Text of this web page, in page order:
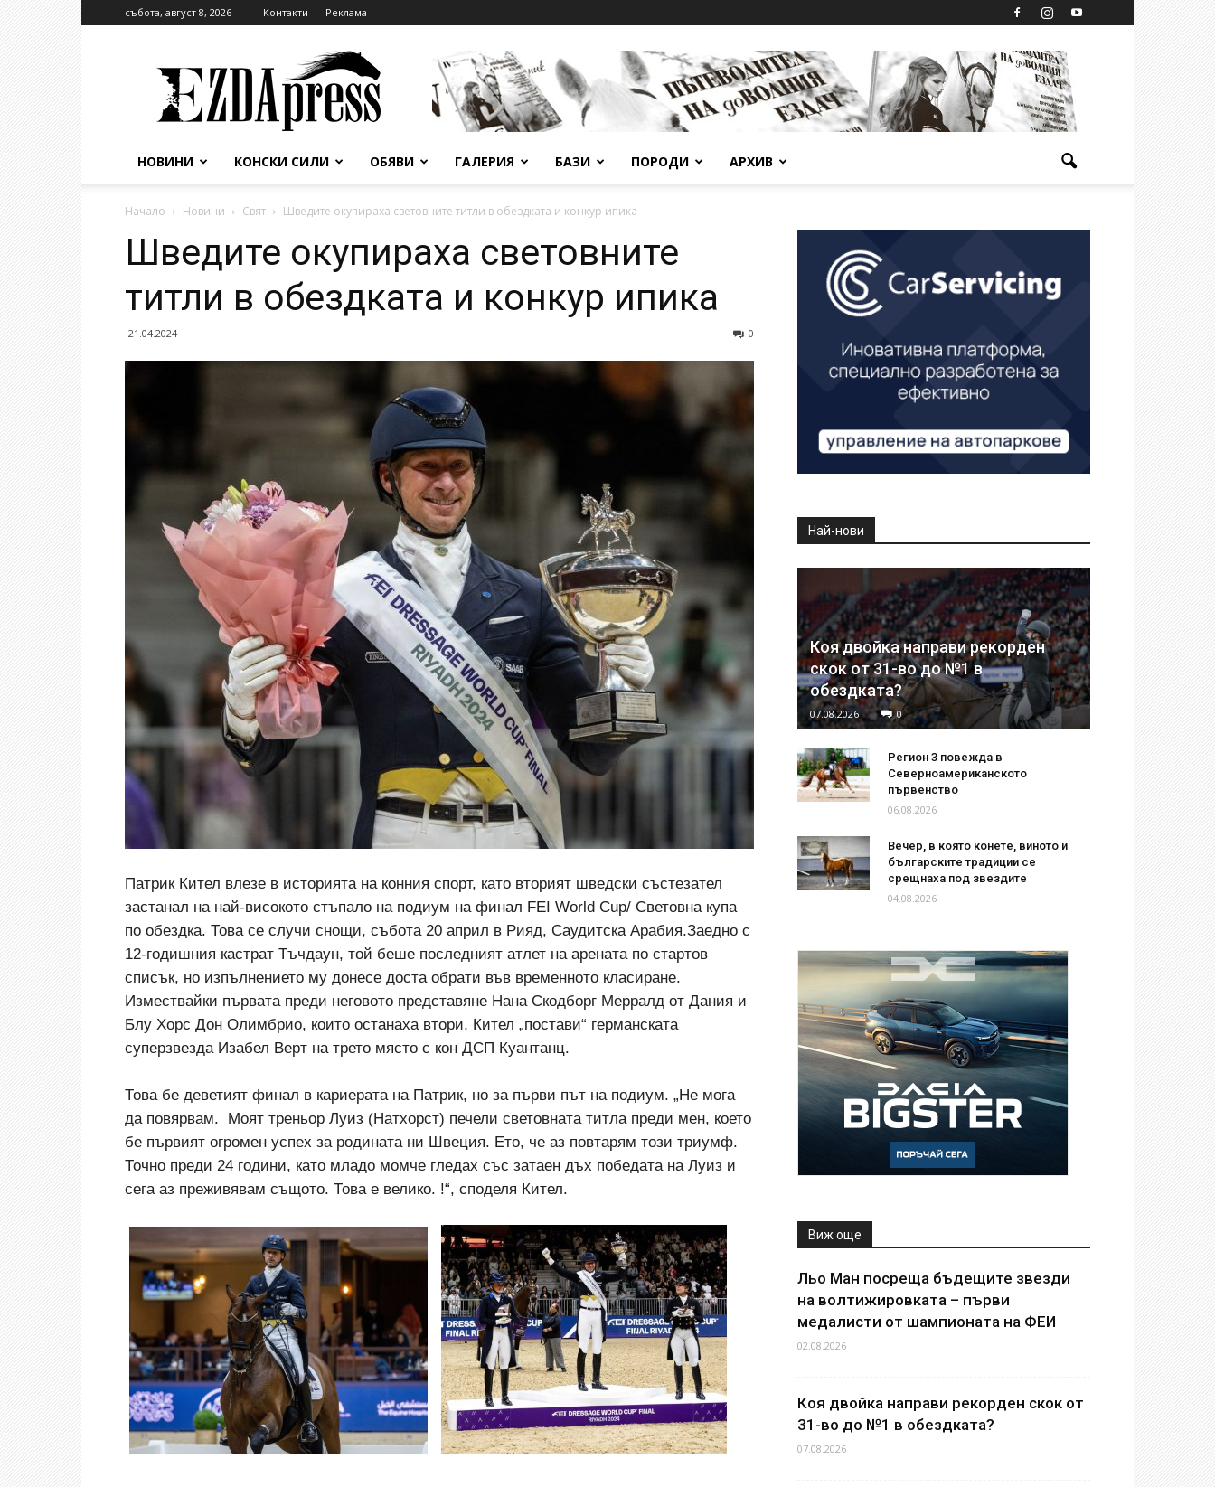
събота, август 8, 2026 Контакти Реклама
НОВИНИ КОНСКИ СИЛИ ОБЯВИ ГАЛЕРИЯ БАЗИ ПОРОДИ АРХИВ
Начало Новини Свят Шведите окупираха световните титли в обездката и конкур ипика
Шведите окупираха световните
титли в обездката и конкур ипика
21.04.2024 0
Патрик Кител влезе в историята на конния спорт, като вторият шведски състезател
застанал на най-високото стъпало на подиум на финал FEI World Cup/ Световна купа
по обездка. Това се случи снощи, събота 20 април в Рияд, Саудитска Арабия.Заедно с
12-годишния кастрат Тъчдаун, той беше последният атлет на арената по стартов
списък, но изпълнението му донесе доста обрати във временното класиране.
Измествайки първата преди неговото представяне Нана Скодборг Мерралд от Дания и
Блу Хорс Дон Олимбрио, които останаха втори, Кител „постави“ германската
суперзвезда Изабел Верт на трето място с кон ДСП Куантанц.
Това бе деветият финал в кариерата на Патрик, но за първи път на подиум. „Не мога
да повярвам.
Моят треньор Луиз (Натхорст) печели световната титла преди мен, което
бе първият огромен успех за родината ни Швеция. Ето, че аз повтарям този триумф.
Точно преди 24 години, като младо момче гледах със затаен дъх победата на Луиз и
сега аз преживявам същото. Това е велико. !“, споделя Кител.
Най-нови
Коя двойка направи рекорден
скок от 31-во до №1 в
обездката?
07.08.2026 0
Регион 3 повежда в
Северноамериканското
първенство
06.08.2026
Вечер, в която конете, виното и
българските традиции се
срещнаха под звездите
04.08.2026
Виж още
Льо Ман посреща бъдещите звезди
на волтижировката – първи
медалисти от шампионата на ФЕИ
02.08.2026
Коя двойка направи рекорден скок от
31-во до №1 в обездката?
07.08.2026